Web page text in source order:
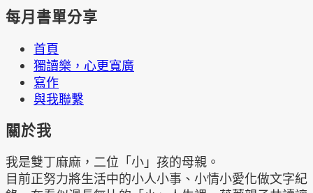
每月書單分享
首頁
獨讀樂，心更寬廣
寫作
與我聯繫
關於我
我是雙丁麻麻，二位「小」孩的母親。
目前正努力將生活中的小人小事、小情小愛化做文字紀